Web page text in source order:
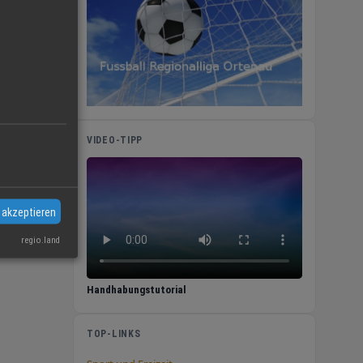
den
VIDEO-TIPP
Handhabungstutorial
TOP-LINKS
regio.land